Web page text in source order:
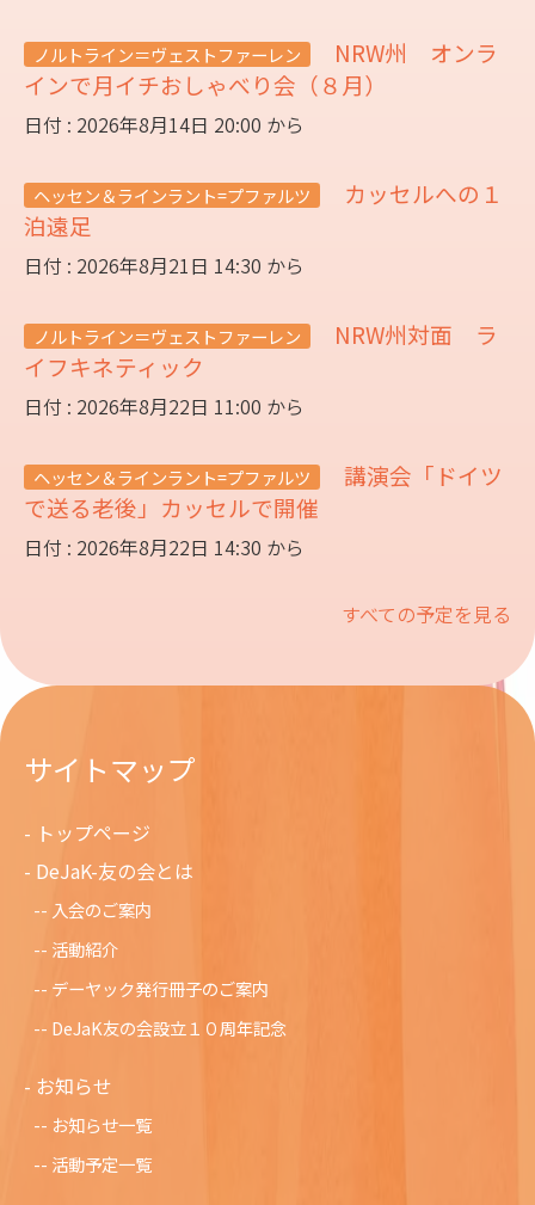
ノルトライン＝ヴェストファーレン
NRW州 オンラ
インで月イチおしゃべり会（８月）
日付 : 2026年8月14日 20:00 から
ヘッセン＆ラインラント=プファルツ
カッセルへの１
泊遠足
日付 : 2026年8月21日 14:30 から
ノルトライン＝ヴェストファーレン
NRW州対面 ラ
イフキネティック
日付 : 2026年8月22日 11:00 から
ヘッセン＆ラインラント=プファルツ
講演会「ドイツ
で送る老後」カッセルで開催
日付 : 2026年8月22日 14:30 から
すべての予定を見る
サイトマップ
トップページ
DeJaK-友の会とは
入会のご案内
活動紹介
デーヤック発行冊子のご案内
DeJaK友の会設立１０周年記念
お知らせ
お知らせ一覧
活動予定一覧